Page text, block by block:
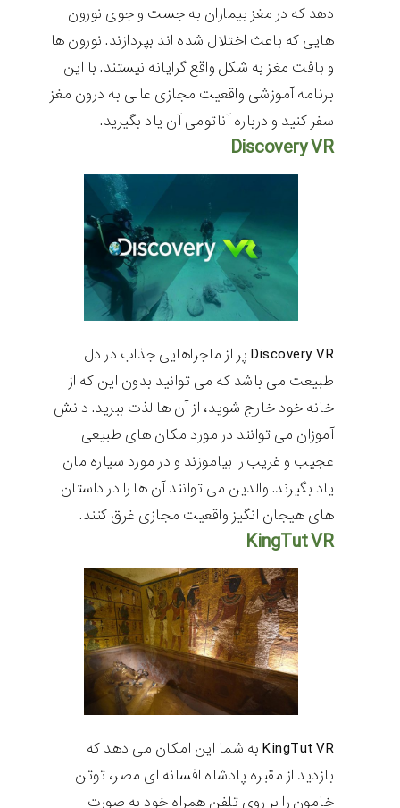
دهد که در مغز بیماران به جست و جوی نورون
هایی که باعث اختلال شده اند بپردازند. نورون ها
و بافت مغز به شکل واقع گرایانه نیستند. با این
برنامه آموزشی واقعیت مجازی عالی به درون مغز
سفر کنید و درباره آناتومی آن یاد بگیرید.
Discovery VR
Discovery VR پر از ماجراهایی جذاب در دل
طبیعت می باشد که می توانید بدون این که از
خانه خود خارج شوید، از آن ها لذت ببرید. دانش
آموزان می توانند در مورد مکان های طبیعی
عجیب و غریب را بیاموزند و در مورد سیاره مان
یاد بگیرند. والدین می توانند آن ها را در داستان
های هیجان انگیز واقعیت مجازی غرق کنند.
KingTut VR
KingTut VR به شما این امکان می دهد که
بازدید از مقبره پادشاه افسانه ای مصر، توتن
خامون را بر روی تلفن همراه خود به صورت